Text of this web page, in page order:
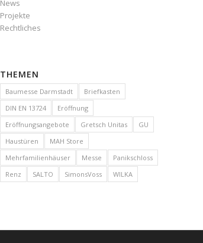
News
Projekte
Rechtliches
THEMEN
Baumesse Darmstadt
Briefkasten
DIN EN 13724
Eröffnung
Eröffnungsangebote
Gretsch Unitas
GU
Haustüren
MAH Store
Mehrfamilienhäuser
Messe
Panikschloss
Renz
SALTO SimonsVoss WILKA